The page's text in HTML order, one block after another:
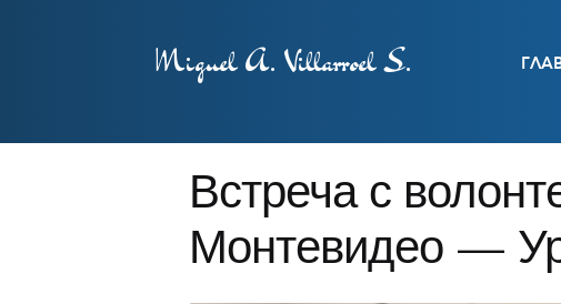
Miguel A. Villarroel S.
Встреча с
Монтевидео —